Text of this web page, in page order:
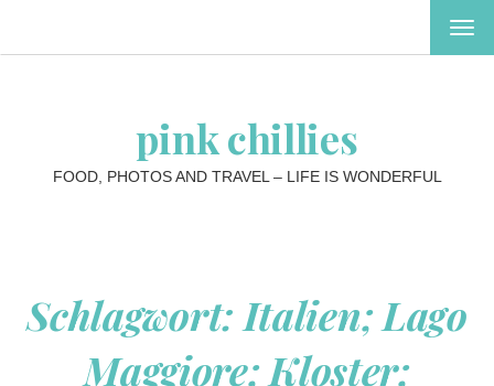
pink chillies
FOOD, PHOTOS AND TRAVEL – LIFE IS WONDERFUL
Schlagwort: Italien; Lago
Maggiore; Kloster;